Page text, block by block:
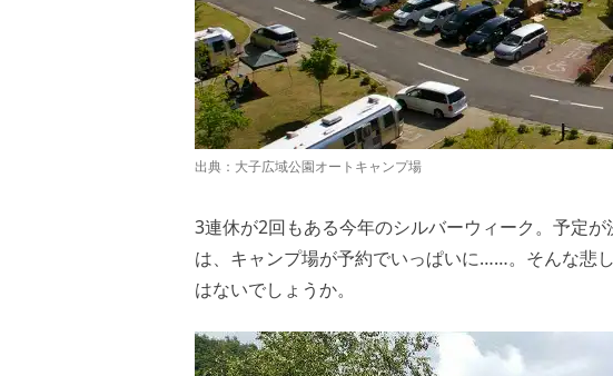
出典： 大子広域公園オートキャンプ場
3連休が2回もある今年のシルバーウィーク。予定
は、キャンプ場が予約でいっぱいに……。そんな悲
はないでしょうか。